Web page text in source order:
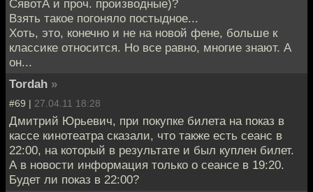
СявотА и проч. производные)?
Взять такое погоняло постыдное...
Хоть, это, конечно и не на новой фене, больше к
классике относится. Но все равно, многие знают. А
он...
Tordah »
#69 | 27.04.11 18:28
Дмитрий Юрьевич, при покупке билета на показ в
кассе кинотеатра сказали, что также есть сеанс в
22:00, на который в результате и был куплен билет.
А в новости информация только о сеансе в 19:20.
Будет ли показ в 22:00?